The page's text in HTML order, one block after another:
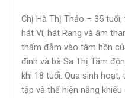
Chị Hà Thị Thảo – 35
hát Ví, hát Rang và âm
thấm đẫm vào tâm hồn
đình và bà Sa Thị Tâm
khi 18 tuổi. Qua sinh
tập và thể hiện năng